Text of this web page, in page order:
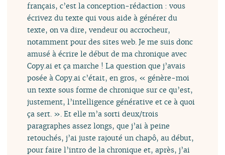
français, c’est la conception-rédaction : vous
écrivez du texte qui vous aide à générer du
texte, on va dire, vendeur ou accrocheur,
notamment pour des sites web. Je me suis donc
amusé à écrire le début de ma chronique avec
Copy.ai et ça marche ! La question que j’avais
posée à Copy.ai c’était, en gros, « génère-moi
un texte sous forme de chronique sur ce qu’est,
justement, l’intelligence générative et ce à quoi
ça sert. ». Et elle m’a sorti deux/trois
paragraphes assez longs, que j’ai à peine
retouchés, j’ai juste rajouté un chapô, au début,
pour faire l’intro de la chronique et, après, j’ai